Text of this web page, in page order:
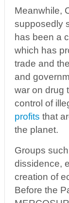
Meanwhile,
supposedly
has been a
which has
trade and
and
war on drug
control of
profits that
the planet.
Groups
dissidence,
creation of
Before the